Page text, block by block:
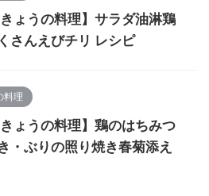
きょうの料理】サラダ油淋鶏
さんえびチリ レシピ
料理
きょうの料理】鶏のはちみつ
・ぶりの照り焼き春菊添え